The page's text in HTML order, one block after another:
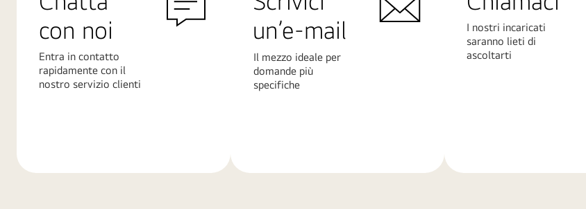
con noi
Entra in contatto
rapidamente con il
nostro servizio clienti
un’e-mail
Il mezzo ideale per
domande più
specifiche
I nostri incaricati
saranno lieti di
ascoltarti